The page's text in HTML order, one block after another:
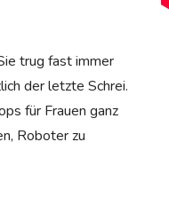
trug fast immer
der letzte Schrei.
für Frauen ganz
Roboter zu